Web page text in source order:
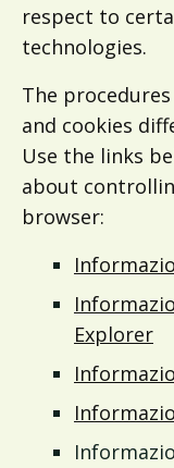
respect to
technologies.
The
and cookies
Use the links
about
browser:
Explorer